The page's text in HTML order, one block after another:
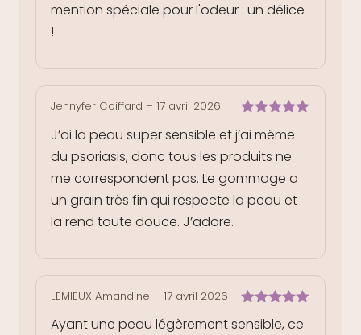
mention spéciale pour l'odeur : un délice
!
5
Jennyfer Coiffard – 17 avril 2026
J’ai la peau super sensible et j’ai même
du psoriasis, donc tous les produits ne
me correspondent pas. Le gommage a
un grain très fin qui respecte la peau et
la rend toute douce. J’adore.
5
LEMIEUX Amandine – 17 avril 2026
Ayant une peau légèrement sensible, ce